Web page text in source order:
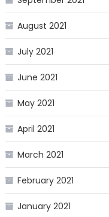
August 2021
July 2021
June 2021
May 2021
April 2021
March 2021
February 2021
January 2021